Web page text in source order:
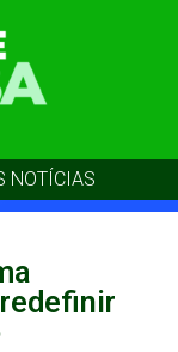
NOTÍCIAS